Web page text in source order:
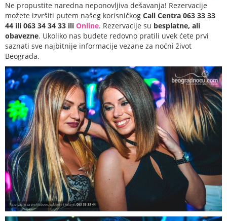
Ne propustite naredna neponovljiva dešavanja! Rezervacije
možete izvršiti putem našeg korisničkog Call Centra 063 33 33
44 ili 063 34 34 33 ili Online. Rezervacije su besplatne, ali
obavezne. Ukoliko nas budete redovno pratili uvek ćete prvi
saznati sve najbitnije informacije vezane za noćni život
Beograda.